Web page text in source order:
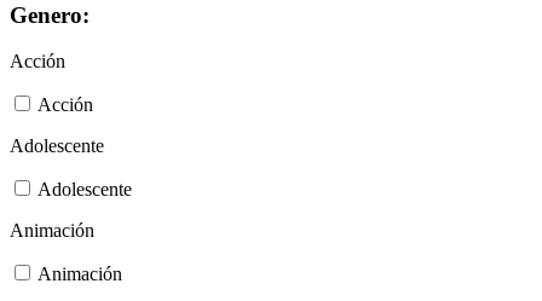
Genero:
Acción
Acción
Adolescente
Adolescente
Animación
Animación